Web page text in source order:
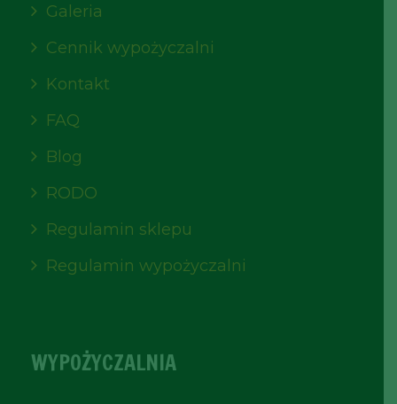
Galeria
Cennik wypożyczalni
Kontakt
FAQ
Blog
RODO
Regulamin sklepu
Regulamin wypożyczalni
WYPOŻYCZALNIA